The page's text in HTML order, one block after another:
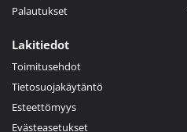
Palautukset
Lakitiedot
Toimitusehdot
Tietosuojakäytäntö
Esteettömyys
Evästeasetukset